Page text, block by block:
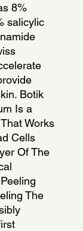
8%
salicylic
Botik
Is a
Works
Cells
Of The
The